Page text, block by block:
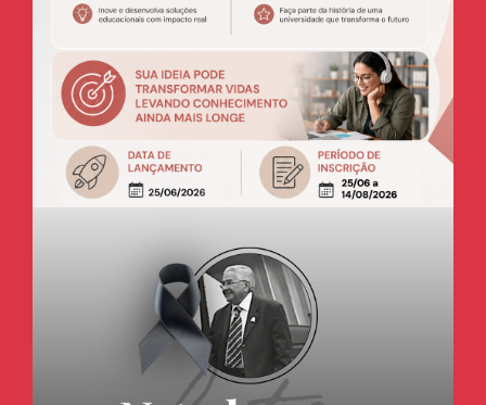
EDITAL ProEEC-EAD 01/2026 - ESPECIAL 60
ANOS UNICAMP
Publicado em 25/06/2026